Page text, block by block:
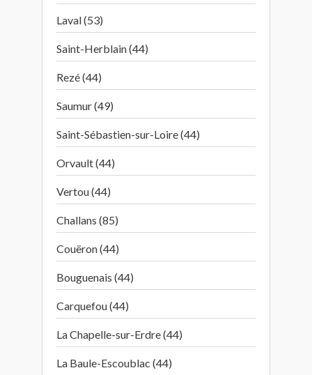
Laval (53)
Saint-Herblain (44)
Rezé (44)
Saumur (49)
Saint-Sébastien-sur-Loire (44)
Orvault (44)
Vertou (44)
Challans (85)
Couëron (44)
Bouguenais (44)
Carquefou (44)
La Chapelle-sur-Erdre (44)
La Baule-Escoublac (44)